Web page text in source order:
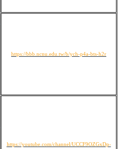
https://bbb.ncnu.edu.tw/b/ych-p4a-bts-h2r
https://youtube.com/channel/UCCF9OZGxDp-